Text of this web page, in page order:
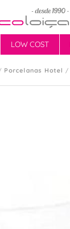
LOW COST
Porcelanas Hotel